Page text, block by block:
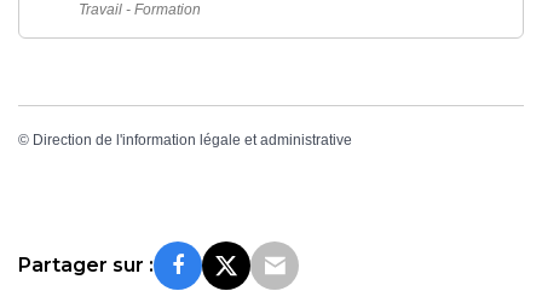
Travail - Formation
© Direction de l'information légale et administrative
Partager sur :